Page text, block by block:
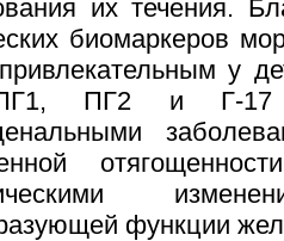
их течения.
биомаркеров
у
ПГ2 и Г-17
функции